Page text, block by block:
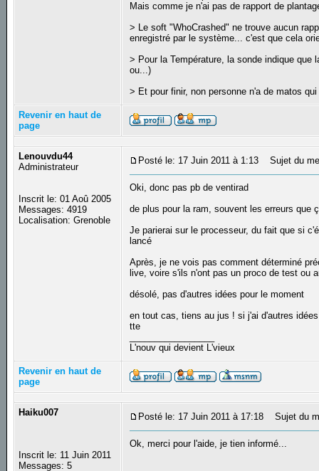
Mais comme je n'ai pas de rapport de
> Le soft "WhoCrashed" ne trouve aucun
enregistré par le système... c'est que cela
> Pour la Température, la sonde indique
ou...)
> Et pour finir, non personne n'a de matos
Revenir en haut de
page
Lenouvdu44
Administrateur
Inscrit le: 01 Aoû 2005
Messages: 4919
Localisation: Grenoble
Posté le: 17 Juin 2011 à 1:13 Sujet du
Oki, donc pas pb de ventirad
de plus pour la ram, souvent les erreurs que
Je parierai sur le processeur, du fait que si
lancé
Après, je ne vois pas comment déterminé
live, voire s'ils n'ont pas un proco de test ou
désolé, pas d'autres idées pour le moment
en tout cas, tiens au jus ! si j'ai d'autres
tte
L'nouv qui devient L'vieux
Revenir en haut de
page
Haiku007
Inscrit le: 11 Juin 2011
Messages: 5
Posté le: 17 Juin 2011 à 17:18 Sujet du
Ok, merci pour l'aide, je tien informé...